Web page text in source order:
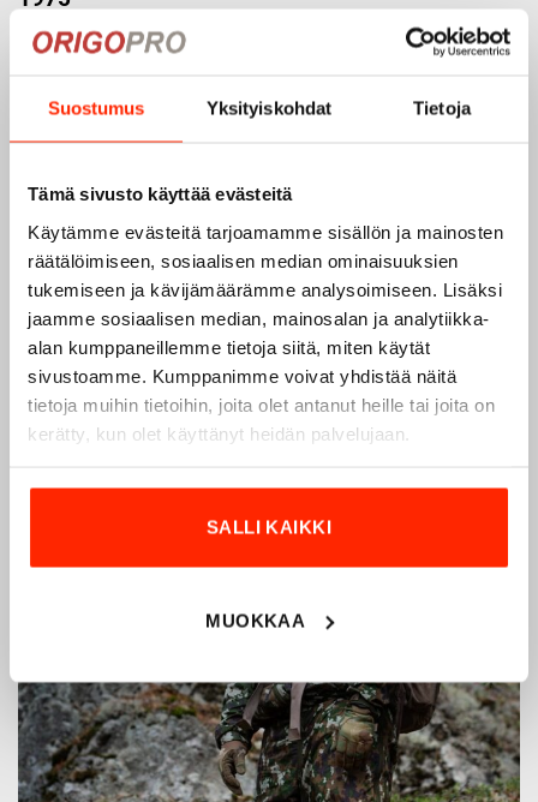
Suostumus Yksityiskohdat Tietoja
Tämä sivusto käyttää evästeitä
Käytämme evästeitä tarjoamamme sisällön ja mainosten
räätälöimiseen, sosiaalisen median ominaisuuksien
tukemiseen ja kävijämäärämme analysoimiseen. Lisäksi
jaamme sosiaalisen median, mainosalan ja analytiikka-
alan kumppaneillemme tietoja siitä, miten käytät
sivustoamme. Kumppanimme voivat yhdistää näitä
tietoja muihin tietoihin, joita olet antanut heille tai joita on
kerätty, kun olet käyttänyt heidän palvelujaan.
SALLI KAIKKI
MUOKKAA
Origoproon suomalainen turvallisuus- ja
vuodesta 1975.
Origoprovalmistaa laadukkaita vaatteita,
Origopro:n tuotteet on suunniteltu yhteistyössä käyttäjien
innovoimaan entistä parempia ratkaisuja.